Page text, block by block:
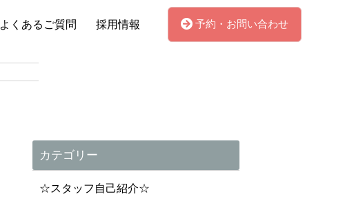
よくあるご質問 採用情報 予約・お問い合わせ
カテゴリー
☆スタッフ自己紹介☆